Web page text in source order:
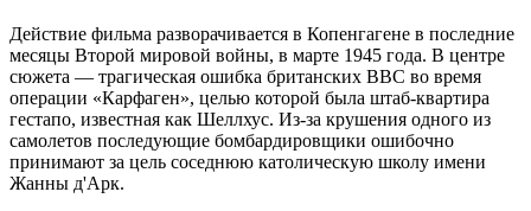
Действие фильма разворачивается в Копенгагене в последние
месяцы Второй мировой войны, в марте 1945 года. В центре
сюжета — трагическая ошибка британских ВВС во время
операции «Карфаген», целью которой была штаб-квартира
гестапо, известная как Шеллхус. Из-за крушения одного из
самолетов последующие бомбардировщики ошибочно
принимают за цель соседнюю католическую школу имени
Жанны д'Арк.